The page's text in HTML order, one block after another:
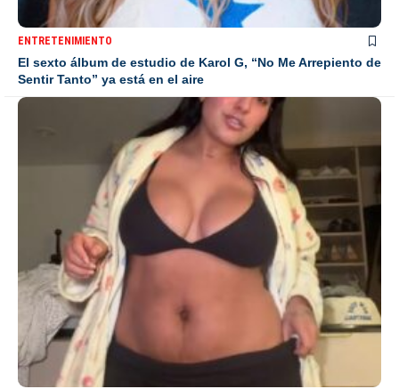
ENTRETENIMIENTO
El sexto álbum de estudio de Karol G, “No Me Arrepiento de
Sentir Tanto” ya está en el aire